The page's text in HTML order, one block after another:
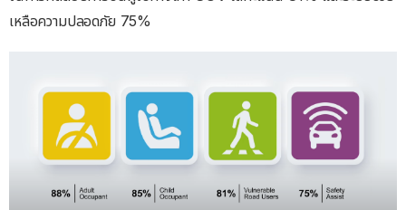
เหลือความปลอดภัย 75%